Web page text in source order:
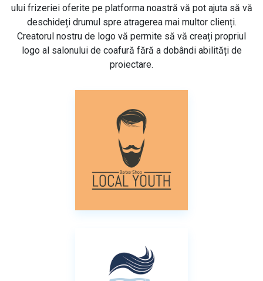
ului frizeriei oferite pe platforma noastră vă pot ajuta să vă
deschideți drumul spre atragerea mai multor clienți.
Creatorul nostru de logo vă permite să vă creați propriul
logo al salonului de coafură fără a dobândi abilități de
proiectare.